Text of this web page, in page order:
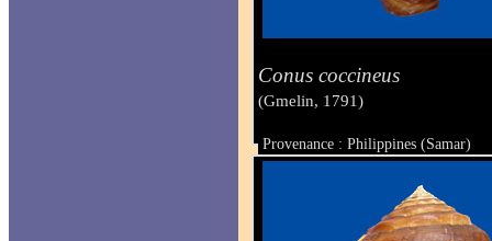
Conus coccineus
(Gmelin, 1791)
Provenance : Philippines (Samar)
Taille : 44 mm